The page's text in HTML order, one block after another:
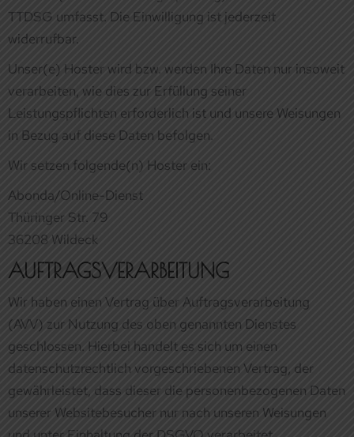
in Bezug auf diese Daten befolgen.
Wir setzen folgende(n) Hoster ein:
Abonda/Online-Dienst
Thüringer Str. 79
36208 Wildeck
AUFTRAGSVERARBEITUNG
(AVV) zur Nutzung des oben genannten Dienstes
geschlossen. Hierbei handelt es sich um einen
datenschutzrechtlich vorgeschriebenen Vertrag, der
gewährleistet, dass dieser die personenbezogenen Daten
und unter Einhaltung der DSGVO verarbeitet.
3. ALLGEMEINE HINWEISE UND
PFLICHT­INFORMATIONEN
DATENSCHUTZ